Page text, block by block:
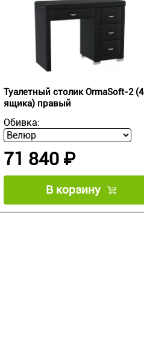
Туалетный столик OrmaSoft-2 (4
ящика) правый
Обивка:
71 840 ₽
В корзину